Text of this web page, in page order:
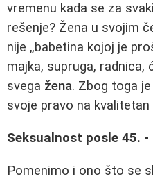
vremenu kada se za
rešenje? Žena u svojim
nije „babetina kojoj je
majka, supruga, radnica,
svega žena. Zbog toga
svoje pravo na kvalitetan
Seksualnost posle 45.
Pomenimo i ono što se